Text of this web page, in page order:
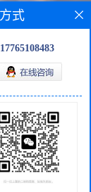
剂盒
式
17765108483